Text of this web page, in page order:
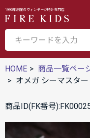
1995年創業のヴィンテージ時計専門店
HOME 商品一覧ペー
オメガ シーマスタ
商品ID(FK番号